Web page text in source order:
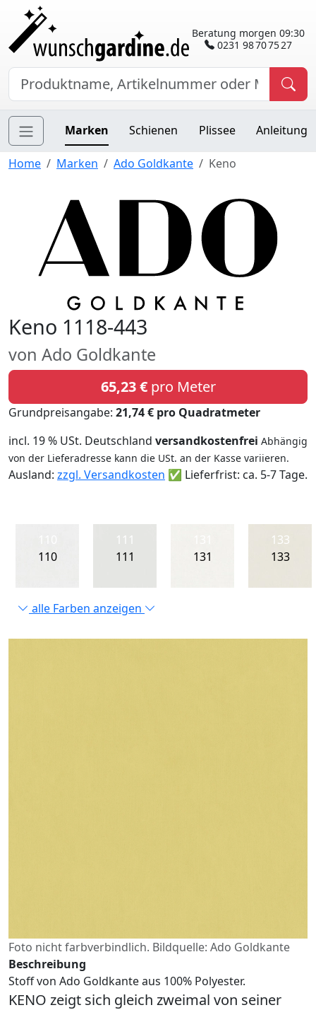
Beratung morgen 09:30
0231 98 70 75 27
Marken Schienen Plissee Anleitung
Home Marken Ado Goldkante Keno
Keno 1118-443
von Ado Goldkante
65,23 €pro Meter
Grundpreisangabe: 21,74 € pro Quadratmeter
incl. 19 % USt. Deutschland versandkostenfrei Abhängig
von der Lieferadresse kann die USt. an der Kasse variieren.
Ausland: zzgl. Versandkosten ✅ Lieferfrist: ca. 5-7 Tage.
110
111
111
131
133
133
alle Farben anzeigen
Foto nicht farbverbindlich. Bildquelle: Ado Goldkante
Beschreibung
Stoff von Ado Goldkante aus 100% Polyester.
KENO zeigt sich gleich zweimal von seiner